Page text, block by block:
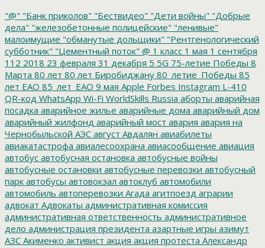
"@" "Банк приколов" "Бествидео" "Дети войны" "Добрые
дела" "железобетонные полицейские" "ленивые"
малоимущие "обманутые дольщики" "Рентгенологический
субботник" "Цементный поток" @ 1 класс 1 мая 1 сентября
112 2018 23 февраля 31 декабря 5 5G 75-летие Победы 8
Марта 80 лет 80 лет Биробиджану 80_летие_Победы 85
лет ЕАО 85_лет_ЕАО 9 мая Apple Forbes Instagram L-410
QR-код WhatsApp Wi-Fi WorldSkills Russia аборты аварийная
посадка аварийное жилье аварийные дома аварийный дом
аварийный жилфонд аварийный мост авария авария на
Чернобыльской АЭС август Авдалян авиабилеты
авиакатастрофа авиалесоохрана авиасообщение авиация
автобус автобусная остановка автобусные войны
автобусные остановки автобусные перевозки автобусный
парк автобусы автовокзал автоклуб автомобили
автомобиль автоперевозки Агада агитпоезд аграрии
адвокат Адвокаты административная комиссия
административная ответственность административное
дело администрация президента азартные игры азимут
АЗС Акименко активист акция акция протеста Александр